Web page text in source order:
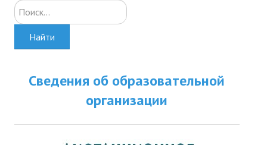
Искать...
Найти
Сведения об образовательной
организации